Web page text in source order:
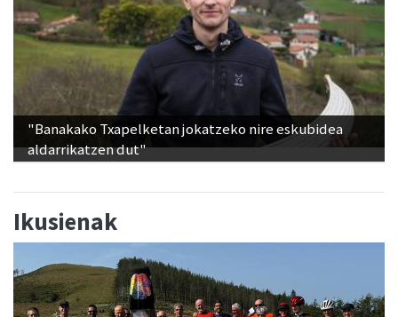
"Banakako Txapelketan jokatzeko nire eskubidea
aldarrikatzen dut"
Ikusienak